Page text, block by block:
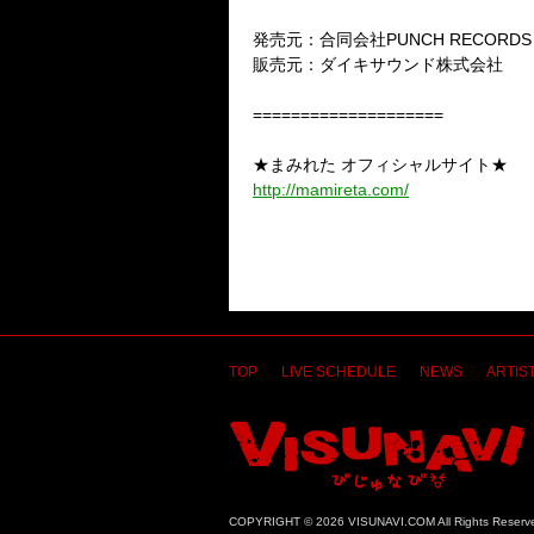
発売元：合同会社PUNCH RECORDS
販売元：ダイキサウンド株式会社
====================
★まみれた オフィシャルサイト★
http://mamireta.com/
TOP LIVE SCHEDULE NEWS
COPYRIGHT © 2026 VISUNAVI.COM All Rights